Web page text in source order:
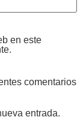
en este
comentarios
entrada.